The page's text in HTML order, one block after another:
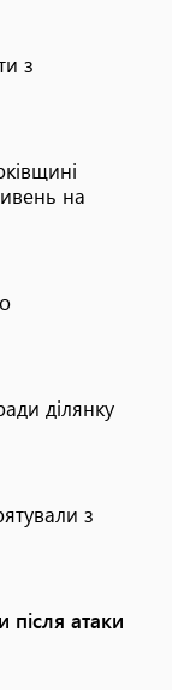
з
на
ділянку
з
після атаки